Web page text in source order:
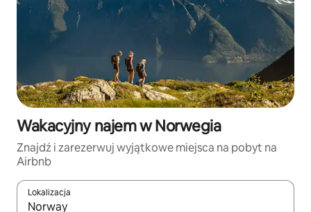
Wakacyjny najem w Norwegia
Znajdź i zarezerwuj wyjątkowe miejsca na pobyt na
Airbnb
Lokalizacja
Gdy wyniki będą dostępne, możesz poruszać się po nich za